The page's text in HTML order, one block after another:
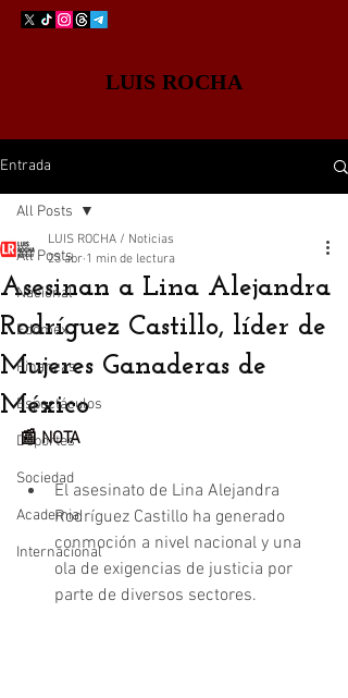
LUIS ROCHA
Entrada
All Posts
Nacional
Edomex
Finanzas
Espectáculos
Deportes
Sociedad
Academia
Internacional
All Posts
Asesinan a Lina Alejandra
Rodríguez Castillo, líder de
Mujeres Ganaderas de
México
LUIS ROCHA / Noticias
23 abr 1 min de lectura
📰 NOTA
El asesinato de Lina Alejandra
Rodríguez Castillo ha generado
conmoción a nivel nacional y una
ola de exigencias de justicia por
parte de diversos sectores.